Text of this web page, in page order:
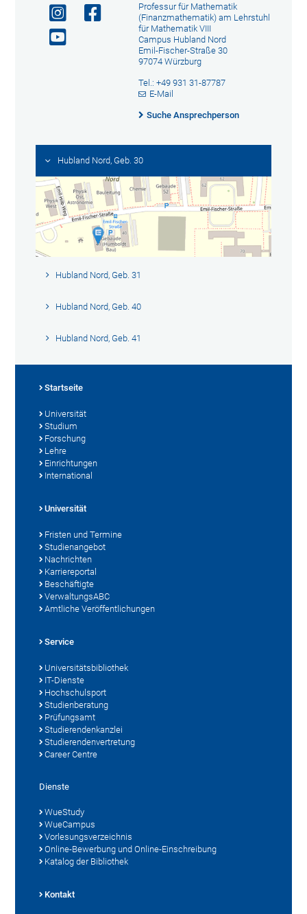
Professur für Mathematik
(Finanzmathematik) am Lehrstuhl
für Mathematik VIII
Campus Hubland Nord
Emil-Fischer-Straße 30
97074 Würzburg
Tel.: +49 931 31-87787
E-Mail
Suche Ansprechperson
Hubland Nord, Geb. 30
Hubland Nord, Geb. 31
Hubland Nord, Geb. 40
Hubland Nord, Geb. 41
Startseite
Universität
Studium
Forschung
Lehre
Einrichtungen
International
Universität
Fristen und Termine
Studienangebot
Nachrichten
Karriereportal
Beschäftigte
VerwaltungsABC
Amtliche Veröffentlichungen
Service
Universitätsbibliothek
IT-Dienste
Hochschulsport
Studienberatung
Prüfungsamt
Studierendenkanzlei
Studierendenvertretung
Career Centre
Dienste
WueStudy
WueCampus
Vorlesungsverzeichnis
Online-Bewerbung und Online-Einschreibung
Katalog der Bibliothek
Kontakt